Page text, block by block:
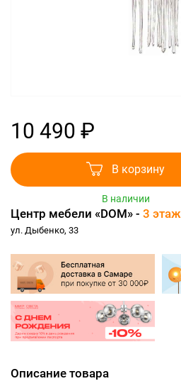
10 490 ₽
В корзину
В наличии
Центр мебели «DOM» - 3 этаж
ул. Дыбенко, 33
Описание товара